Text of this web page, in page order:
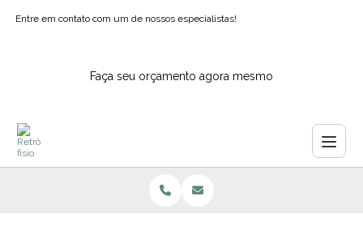
Entre em contato com um de nossos especialistas!
Faça seu orçamento agora mesmo